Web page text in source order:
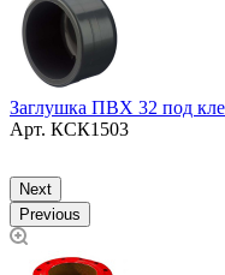
Заглушка ПВХ 32 под
Арт. КСК1503
Next
Previous